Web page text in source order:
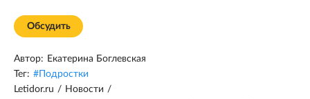
Обсудить
Автор: Екатерина Боглевская
Тег: # Подростки
Letidor.ru / Новости /